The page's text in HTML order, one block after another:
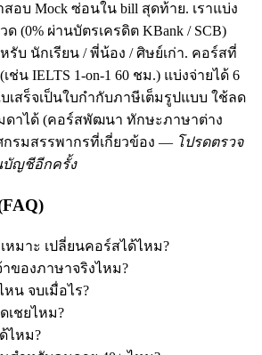
อบ Mock ซ่อนใน bill สุดท้าย. เราแบ่ง
ด (0% ผ่านบัตรเครดิต KBank / SCB)
รับ นักเรียน / พี่น้อง / ศิษย์เก่า. คอร์สที่
ช่น IELTS 1-on-1 60 ชม.) แบ่งจ่ายได้ 6
บเสร็จเป็นใบกำกับภาษีเต็มรูปแบบ ใช้ลด
าได้ (คอร์สพัฒนา ทักษะภาษาต่าง
กรมสรรพากรที่เกี่ยวข้อง — โปรดตรวจ
บัญชีอีกครั้ง
หมาะ เปลี่ยนคอร์สได้ไหม?
าของภาษาจริงไหม?
น จบเมื่อไร?
เชยไหม?
ไหม?